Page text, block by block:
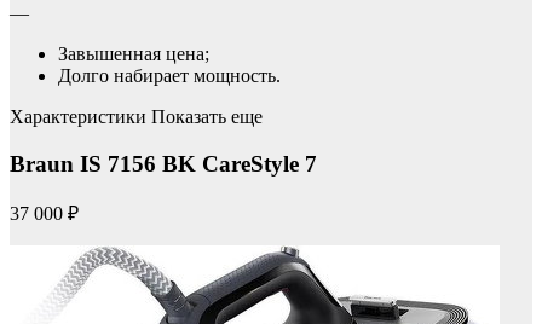
—
Завышенная цена;
Долго набирает мощность.
Характеристики Показать еще
Braun IS 7156 BK CareStyle 7
37 000 ₽